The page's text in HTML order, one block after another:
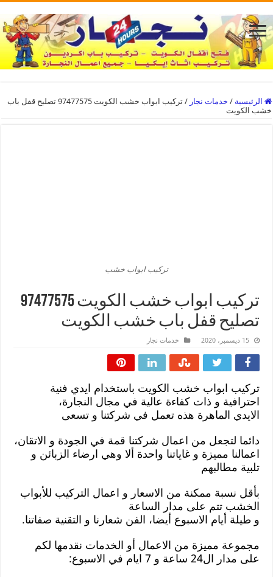
الرئيسية / خدمات نجار /
تركيب ابواب خشب الكويت 97477575 تصليح قفل باب
خشب الكويت
تركيب ابواب خشب
تركيب ابواب خشب الكويت 97477575
تصليح قفل باب خشب الكويت
15 ديسمبر، 2020 خدمات نجار
تركيب ابواب خشب الكويت باستخدام ايدي فنية
احترافية و ذات كفاءة عالية في مجال النجارة،
الايدي الماهرة هذه تعمل في شركتنا و تسعى
دائما لتجعل من اعمال شركتنا قمة في الجودة و الاتقان،
اعمالنا مميزة و غاياتنا واحدة ألا وهي ارضاء الزبائن و
تلبية مطالبهم
بأقل نسبة ممكنة من الاسعار و اعمال التركيب للأبواب
الخشب تتم على مدار الساعة
و طيلة أيام الاسبوع أيضا، الفن شعارنا و التقنية صفاتنا.
مجموعة مميزة من الاعمال أو الخدمات نقدمها لكم
على مدار ال24 ساعة و 7 ايام في الاسبوع: